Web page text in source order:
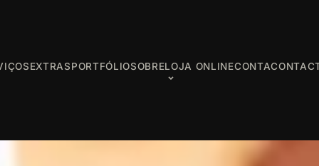
EXTRASPORTFÓLIOSOBRELOJA ONLINECONTA